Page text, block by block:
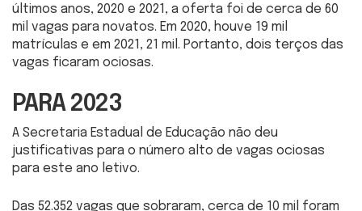
últimos anos, 2020 e 2021, a oferta foi de cerca de 60
mil vagas para novatos. Em 2020, houve 19 mil
matrículas e em 2021, 21 mil. Portanto, dois terços das
vagas ficaram ociosas.
PARA 2023
A Secretaria Estadual de Educação não deu
justificativas para o número alto de vagas ociosas
para este ano letivo.
Das 52.352 vagas que sobraram, cerca de 10 mil foram